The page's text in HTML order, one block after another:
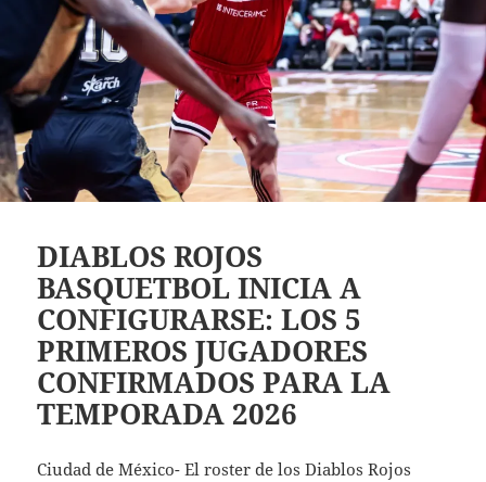
DIABLOS ROJOS
BASQUETBOL INICIA A
CONFIGURARSE: LOS 5
PRIMEROS JUGADORES
CONFIRMADOS PARA LA
TEMPORADA 2026
Ciudad de México- El roster de los Diablos Rojos